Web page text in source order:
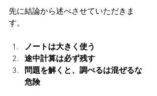
先に結論から述べさせていただきま
す。
ノートは大きく使う
途中計算は必ず残す
問題を解くと、調べるは混ぜるな
危険